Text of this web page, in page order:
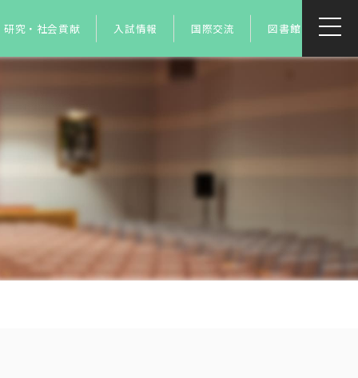
研究・社会貢献 入試情報 国際交流 図書館